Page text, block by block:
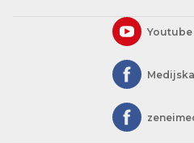
Youtube